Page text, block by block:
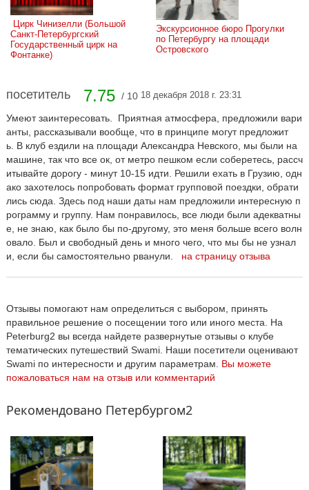
Санкт-Петербургский
Государственный цирк на
Фонтанке)
Экскурсионное бюро Прогулки
по Петербургу на площади
Островского
посетитель 7.75 / 10 18 декабря 2018 г. 23:31
Умеют заинтересовать. Приятная атмосфера, предложили вари
анты, рассказывали вообще, что в принципе могут предложит
ь. В клуб ездили на площади Александра Невского, мы были на
машине, так что все ок, от метро пешком если соберетесь, рассч
итывайте дорогу - минут 10-15 идти. Решили ехать в Грузию, одн
ако захотелось попробовать формат групповой поездки, обрати
лись сюда. Здесь под наши даты нам предложили интересную п
рограмму и группу. Нам понравилось, все люди были адекватны
е, не знаю, как было бы по-другому, это меня больше всего волн
овало. Был и свободный день и много чего, что мы бы не узнал
и, если бы самостоятельно рванули. на страницу отзыва
Отзывы помогают нам определиться с выбором, принять
правильное решение о посещении того или иного места. На
Peterburg2 вы всегда найдете развернутые отзывы о клубе
тематических путешествий Swami. Наши посетители оценивают
Swami по интересности и другим параметрам. Вы можете
пожаловаться нам на отзыв или комментарий
Рекомендовано Петербургом2